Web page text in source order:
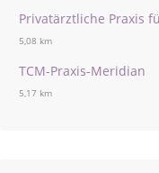
Privatärztliche Praxis
5,08 km
TCM-Praxis-Meridian
5,17 km